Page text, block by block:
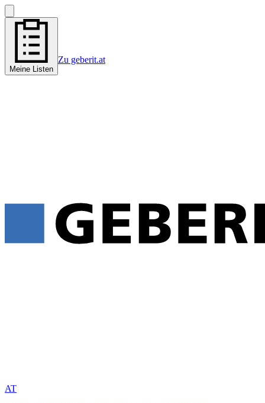
Meine Listen
Zu geberit.at
AT